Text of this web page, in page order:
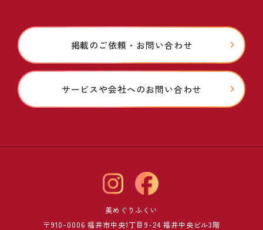
掲載のご依頼・お問い合わせ
サービスや会社へのお問い合わせ
美めぐりふくい
〒910-0006 福井市中央1丁目9-24 福井中央ビル3階